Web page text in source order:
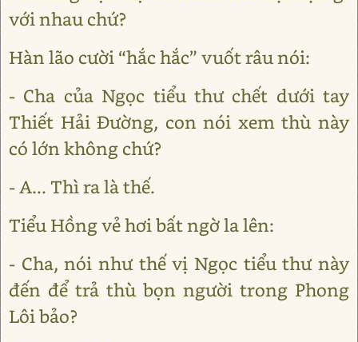
với nhau chứ?
Hàn lão cười “hắc hắc” vuốt râu nói:
- Cha của Ngọc tiểu thư chết dưới tay
Thiết Hải Đường, con nói xem thù này
có lớn không chứ?
- A... Thì ra là thế.
Tiểu Hồng vẻ hơi bất ngờ la lên:
- Cha, nói như thế vị Ngọc tiểu thư này
đến để trả thù bọn người trong Phong
Lôi bảo?